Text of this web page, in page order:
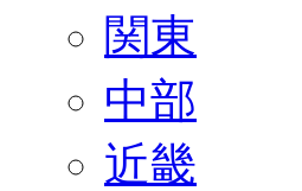
関東
中部
近畿